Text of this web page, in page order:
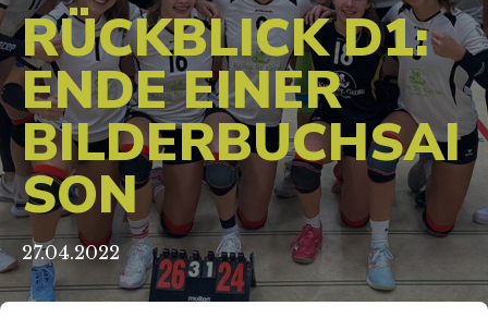
RÜCKBLICK D1:
ENDE EINER
BILDERBUCHSAI
SON
27.04.2022